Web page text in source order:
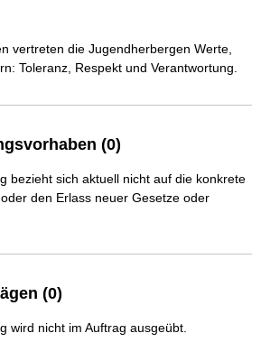
vertreten die Jugendherbergen Werte,
Toleranz, Respekt und Verantwortung.
(0)
bezieht sich aktuell nicht auf die konkrete
den Erlass neuer Gesetze oder
(0)
wird nicht im Auftrag ausgeübt.